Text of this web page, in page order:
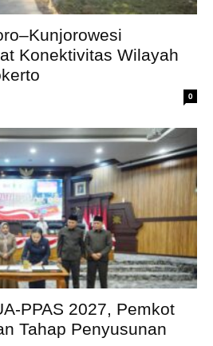
Konektivitas Wilayah
0
PPAS 2027, Pemkot
Tahap Penyusunan